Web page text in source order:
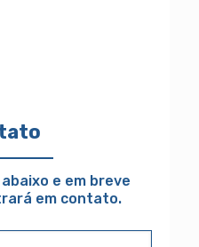
e em breve
em contato.